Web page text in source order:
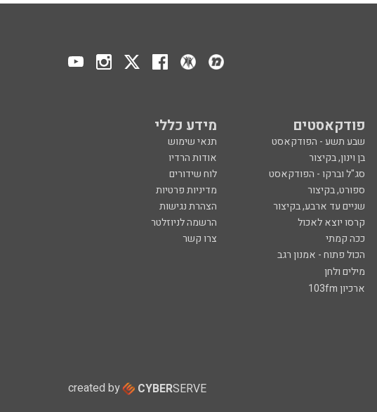
פודקאסטים מידע כללי
שבע תשע - הפודקאסט
תנאי שימוש
בן וינון, בקיצור
אודות הרדיו
סג"ל וברקו - הפודקאסט
לוח שידורים
ספורט, בקיצור
מדיניות פרטיות
שניים עד ארבע, בקיצור
הצהרת נגישות
קרסו יוצא לאכול
הרשמה לניוזלטר
ככה קמתי
צרו קשר
הכול פתוח - אמנון רגב
מילים ולחן
ארכיון 103fm
created by CYBERSERVE